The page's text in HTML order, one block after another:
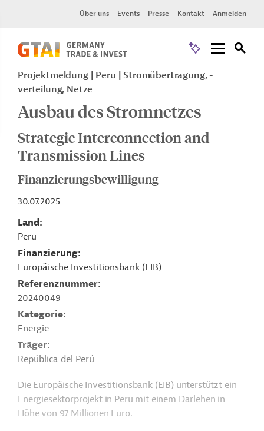
Über uns Events Presse Kontakt Anmelden
Projektmeldung Peru
Stromübertragung, -
verteilung, Netze
Ausbau des Stromnetzes
Strategic Interconnection and
Transmission Lines
Finanzierungsbewilligung
30.07.2025
Land
Peru
Finanzierung
Europäische Investitionsbank (EIB)
Referenznummer
20240049
Kategorie
Energie
Träger
República del Perú
Die Europäische Investitionsbank (EIB) unterstützt ein
Energiesektorprojekt in Peru mit einem Darlehen in
Höhe von 97 Millionen Euro.